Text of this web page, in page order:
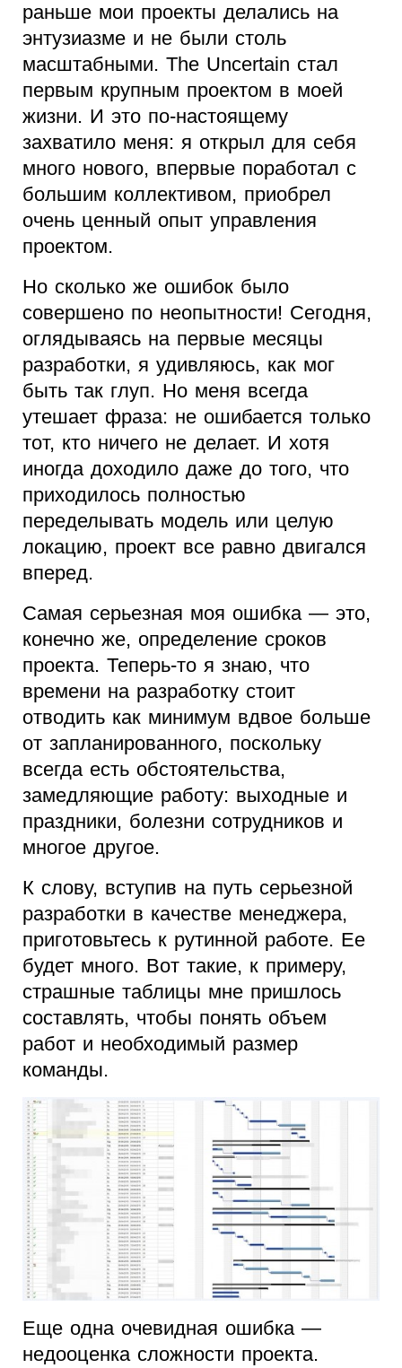
раньше мои проекты делались на
энтузиазме и не были столь
масштабными. The Uncertain стал
первым крупным проектом в моей
жизни. И это по-настоящему
захватило меня: я открыл для себя
много нового, впервые поработал с
большим коллективом, приобрел
очень ценный опыт управления
проектом.
Но сколько же ошибок было
совершено по неопытности! Сегодня,
оглядываясь на первые месяцы
разработки, я удивляюсь, как мог
быть так глуп. Но меня всегда
утешает фраза: не ошибается только
тот, кто ничего не делает. И хотя
иногда доходило даже до того, что
приходилось полностью
переделывать модель или целую
локацию, проект все равно двигался
вперед.
Самая серьезная моя ошибка — это,
конечно же, определение сроков
проекта. Теперь-то я знаю, что
времени на разработку стоит
отводить как минимум вдвое больше
от запланированного, поскольку
всегда есть обстоятельства,
замедляющие работу: выходные и
праздники, болезни сотрудников и
многое другое.
К слову, вступив на путь серьезной
разработки в качестве менеджера,
приготовьтесь к рутинной работе. Ее
будет много. Вот такие, к примеру,
страшные таблицы мне пришлось
составлять, чтобы понять объем
работ и необходимый размер
команды.
Еще одна очевидная ошибка —
недооценка сложности проекта.